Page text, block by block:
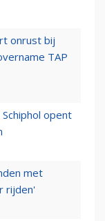
onrust bij
TAP
opent
met
rijden'